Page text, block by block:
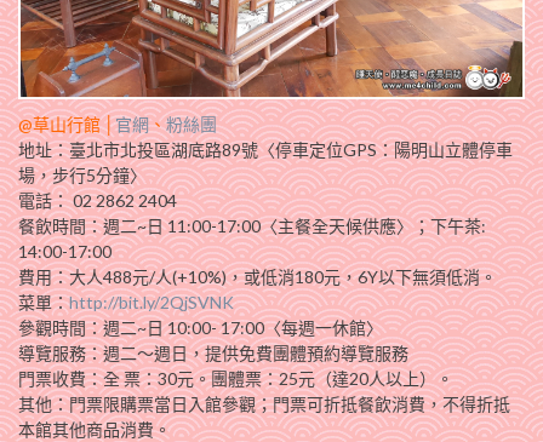
@草山行館 │官網、粉絲團
地址：臺北市北投區湖底路89號〈停車定位GPS：陽明山立體停車
場，步行5分鐘〉
電話： 02 2862 2404
餐飲時間：週二~日 11:00-17:00〈主餐全天候供應〉；下午茶:
14:00-17:00
費用：大人488元/人(+10%)，或低消180元，6Y以下無須低消。
菜單：http://bit.ly/2QjSVNK
參觀時間：週二~日 10:00- 17:00〈每週一休館〉
導覽服務：週二～週日，提供免費團體預約導覽服務
門票收費：全 票：30元。團體票：25元（達20人以上）。
其他：門票限購票當日入館參觀；門票可折抵餐飲消費，不得折抵
本館其他商品消費。